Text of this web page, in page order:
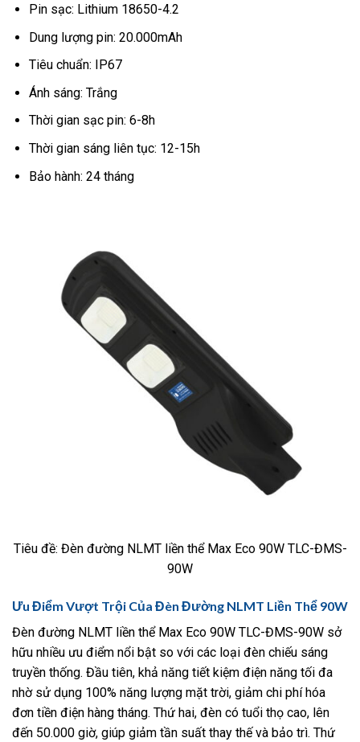
Pin sạc: Lithium 18650-4.2
Dung lượng pin: 20.000mAh
Tiêu chuẩn: IP67
Ánh sáng: Trắng
Thời gian sạc pin: 6-8h
Thời gian sáng liên tục: 12-15h
Bảo hành: 24 tháng
Tiêu đề: Đèn đường NLMT liền thể Max Eco 90W TLC-ĐMS-
90W
Ưu Điểm Vượt Trội Của Đèn Đường NLMT Liền Thể 90W
Đèn đường NLMT liền thể Max Eco 90W TLC-ĐMS-90W sở
hữu nhiều ưu điểm nổi bật so với các loại đèn chiếu sáng
truyền thống. Đầu tiên, khả năng tiết kiệm điện năng tối đa
nhờ sử dụng 100% năng lượng mặt trời, giảm chi phí hóa
đơn tiền điện hàng tháng. Thứ hai, đèn có tuổi thọ cao, lên
đến 50.000 giờ, giúp giảm tần suất thay thế và bảo trì. Thứ